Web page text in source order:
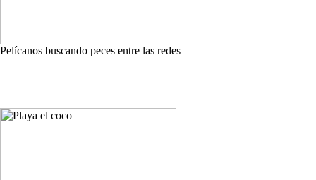
Pelícanos buscando peces entre las redes